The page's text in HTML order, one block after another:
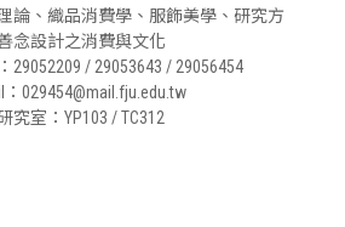
論、織品消費學、服飾美學、研究方
念設計之消費與文化
29052209 / 29053643 / 29056454
：029454@mail.fju.edu.tw
究室：YP103 / TC312